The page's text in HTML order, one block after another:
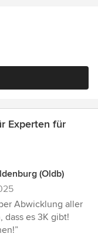
Experten für
(Oldb)
Abwicklung aller
dass es 3K gibt!